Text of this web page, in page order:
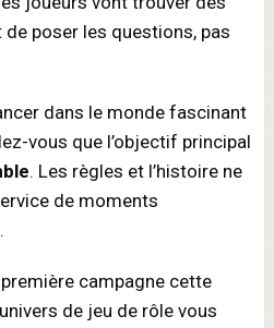
poser les questions, pas
dans le monde fascinant
vous que l’objectif principal
. Les règles et l’histoire ne
de moments
campagne cette
de jeu de rôle vous